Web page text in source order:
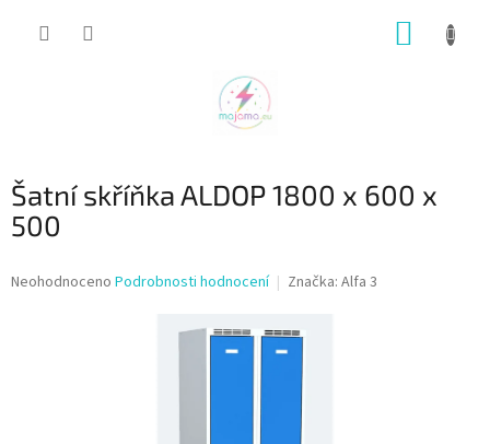
Šatní skříňka ALDOP 1800 x 600 x
500
Průměrné
Neohodnoceno Podrobnosti hodnocení Značka: Alfa 3